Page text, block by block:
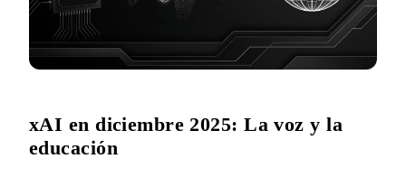
xAI en diciembre 2025: La voz y la
educación